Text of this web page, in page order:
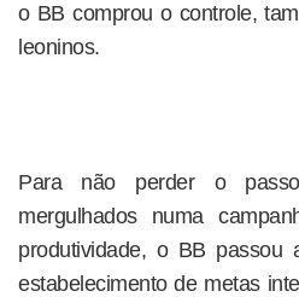
o BB comprou o controle,
leoninos.
Para não perder o
mergulhados numa
produtividade, o BB passou
estabelecimento de metas